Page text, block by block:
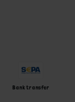
Bank transfer